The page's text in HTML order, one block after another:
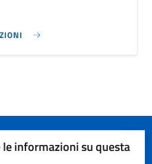
informazioni su questa